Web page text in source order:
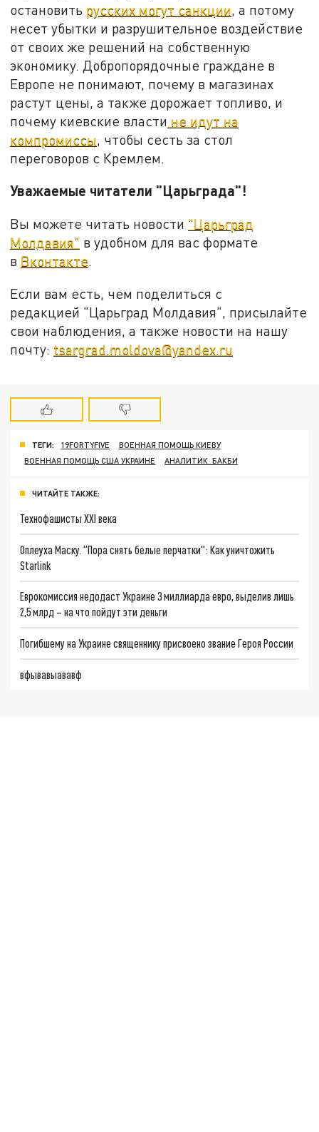
остановить русских могут санкции , а потому
несет убытки и разрушительное воздействие
от своих же решений на собственную
экономику. Добропорядочные граждане в
Европе не понимают, почему в магазинах
растут цены, а также дорожает топливо, и
почему киевские власти не идут на
компромиссы , чтобы сесть за стол
переговоров с Кремлем.
Уважаемые читатели "Царьграда"!
Вы можете читать новости "Царьград
Молдавия" в удобном для вас формате
в Вконтакте.
Если вам есть, чем поделиться с
редакцией "Царьград Молдавия", присылайте
свои наблюдения, а также новости на нашу
почту: tsargrad.moldova@yandex.ru
ТЕГИ: 19FORTYFIVE
ВОЕННАЯ ПОМОЩЬ КИЕВУ
ВОЕННАЯ ПОМОЩЬ США УКРАИНЕ
АНАЛИТИК БАКБИ
ЧИТАЙТЕ ТАКЖЕ:
Технофашисты XXI века
Оплеуха Маску. "Пора снять белые перчатки": Как уничтожить
Starlink
Еврокомиссия недодаст Украине 3 миллиарда евро, выделив лишь
2,5 млрд – на что пойдут эти деньги
Погибшему на Украине священнику присвоено звание Героя России
вфывавыававф